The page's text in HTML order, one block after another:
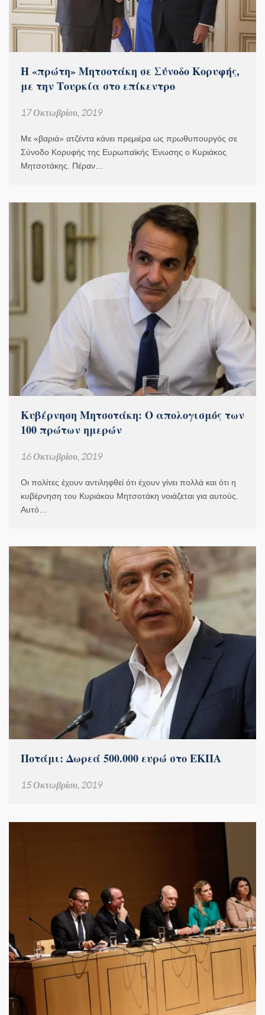
Η «πρώτη» Μητσοτάκη σε Σύνοδο Κορυφής,
με την Τουρκία στο επίκεντρο
17 Οκτωβρίου, 2019
Με «βαριά» ατζέντα κάνει πρεμιέρα ως πρωθυπουργός σε
Σύνοδο Κορυφής της Ευρωπαϊκής Ένωσης ο Κυριάκος
Μητσοτάκης. Πέραν…
Κυβέρνηση Μητσοτάκη: Ο απολογισμός των
100 πρώτων ημερών
16 Οκτωβρίου, 2019
Οι πολίτες έχουν αντιληφθεί ότι έχουν γίνει πολλά και ότι η
κυβέρνηση του Κυριάκου Μητσοτάκη νοιάζεται για αυτούς.
Αυτό…
Ποτάμι: Δωρεά 500.000 ευρώ στο ΕΚΠΑ
15 Οκτωβρίου, 2019